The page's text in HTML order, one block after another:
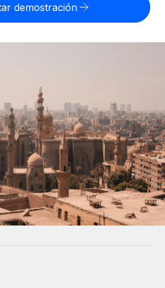
complejas.
en tus flujos de trabajo sin
de RR. HH. integradas para tu
herramienta de IA con Remote
Remote
empresas.
RR. HH. globales y nóminas para
soluciones de RR. HH.
grandes empresas.
estratégicos
los RR. HH. globales en tu
y plantillas
de puestos
demostración